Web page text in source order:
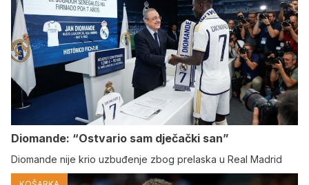
Diomande: “Ostvario sam dječački san”
Diomande nije krio uzbuđenje zbog prelaska u Real Madrid